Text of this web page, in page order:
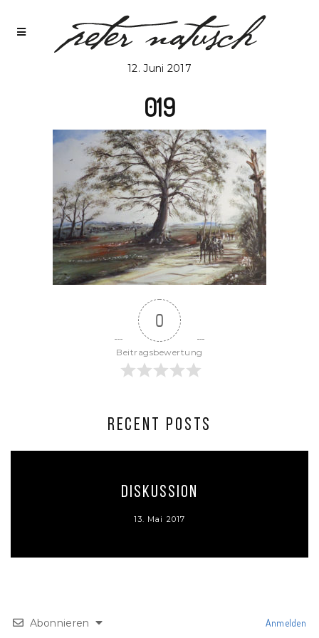
12. Juni 2017
019
0
Beitragsbewertung
RECENT POSTS
Diskussion
13. Mai 2017
Abonnieren Anmelden